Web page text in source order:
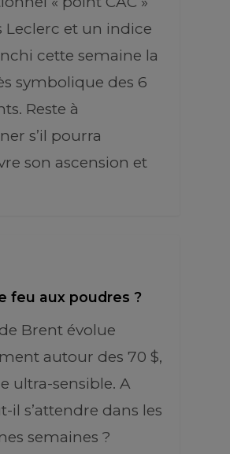
Leclerc et un indice
cette semaine la
symbolique des 6
Reste à
s’il pourra
son ascension et
feu aux poudres ?
Brent évolue
autour des 70 $,
ultra-sensible. A
il s’attendre dans les
semaines ?